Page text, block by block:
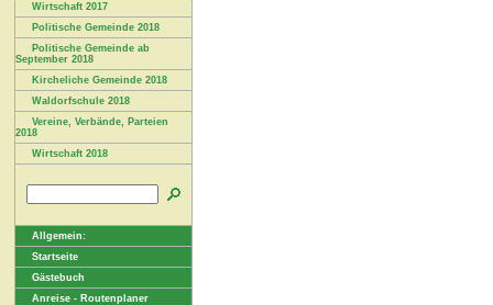
Wirtschaft 2017
Politische Gemeinde 2018
Politische Gemeinde ab
September 2018
Kircheliche Gemeinde 2018
Waldorfschule 2018
Vereine, Verbände, Parteien
2018
Wirtschaft 2018
Allgemein:
Startseite
Gästebuch
Anreise - Routenplaner